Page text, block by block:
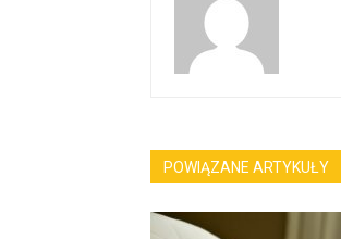
POWIĄZANE ARTYKUŁY